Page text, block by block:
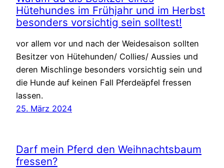
Hütehundes im Frühjahr und im Herbst
besonders vorsichtig sein solltest!
vor allem vor und nach der Weidesaison sollten
Besitzer von Hütehunden/ Collies/ Aussies und
deren Mischlinge besonders vorsichtig sein und
die Hunde auf keinen Fall Pferdeäpfel fressen
lassen.
25. März 2024
Darf mein Pferd den Weihnachtsbaum
fressen?